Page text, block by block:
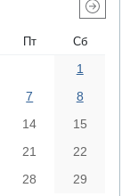
Пт Сб
1
7
8
14
15
21
22
28
29